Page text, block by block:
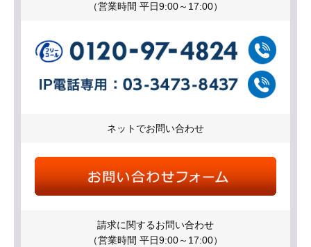
（営業時間 平日9:00～17:00）
ネットでお問い合わせ
請求に関するお問い合わせ
（営業時間 平日9:00～17:00）